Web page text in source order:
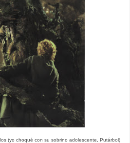
(yo choqué con su sobrino adolescente, Putárbol)